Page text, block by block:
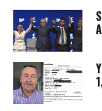
Cumhuriyet Halk
beklenen “üçlü
Başkanı Özgür
Başkanı Ekrem
Belediyesi (ABB)
Twitter)